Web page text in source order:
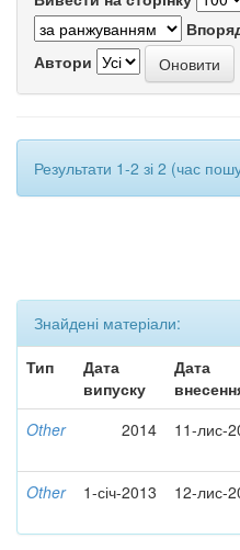
Автори
Результати 1-2 зі 2 (час
Знайдені матеріали:
Тип
Дата
випуску
Дата
Other 2014 11-лис-
Other 1-січ-2013 12-лис-